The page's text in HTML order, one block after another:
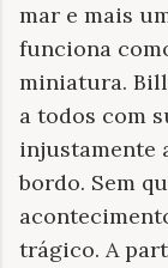
mar e mais
funciona
miniatura.
a todos com
injustamente
bordo. Sem
trágico. A